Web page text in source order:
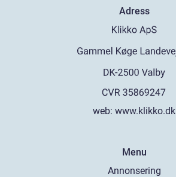
Adress
web: www.klikko.dk
Menu
Annonsering